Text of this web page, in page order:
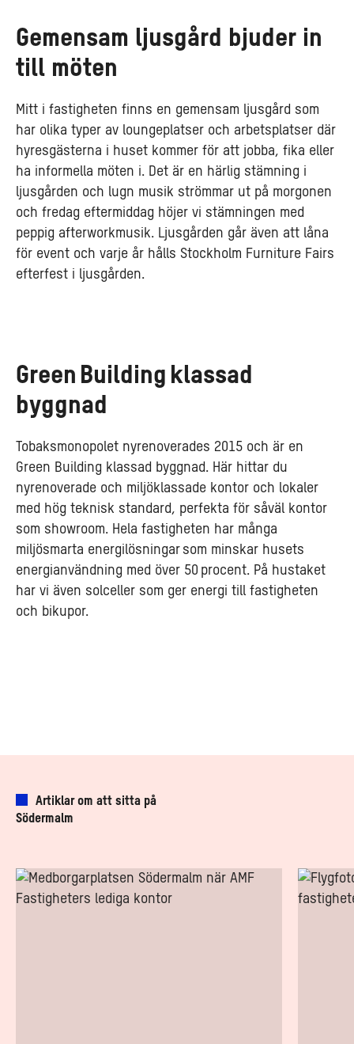
Gemensam ljusgård bjuder in
till möten
Mitt i fastigheten finns en gemensam ljusgård som
har olika typer av loungeplatser och arbetsplatser där
hyresgästerna i huset kommer för att jobba, fika eller
ha informella möten i. Det är en härlig stämning i
ljusgården och lugn musik strömmar ut på morgonen
och fredag eftermiddag höjer vi stämningen med
peppig afterworkmusik. Ljusgården går även att låna
för event och varje år hålls Stockholm Furniture Fairs
efterfest i ljusgården.
Green Building klassad
byggnad
Tobaksmonopolet nyrenoverades 2015 och är en
Green Building klassad byggnad. Här hittar du
nyrenoverade och miljöklassade kontor och lokaler
med hög teknisk standard, perfekta för såväl kontor
som showroom. Hela fastigheten har många
miljösmarta energilösningar som minskar husets
energianvändning med över 50 procent. På hustaket
har vi även solceller som ger energi till fastigheten
och bikupor.
Artiklar om att sitta på
Södermalm
Södermalm
optimala
Läget
viktigt